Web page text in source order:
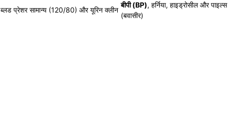
ब्लड प्रेशर सामान्य (120/80) और यूरिन क्लीन
बीपी (BP), हर्निया, हाइड्रोसील और पाइल्स
(बवासीर)